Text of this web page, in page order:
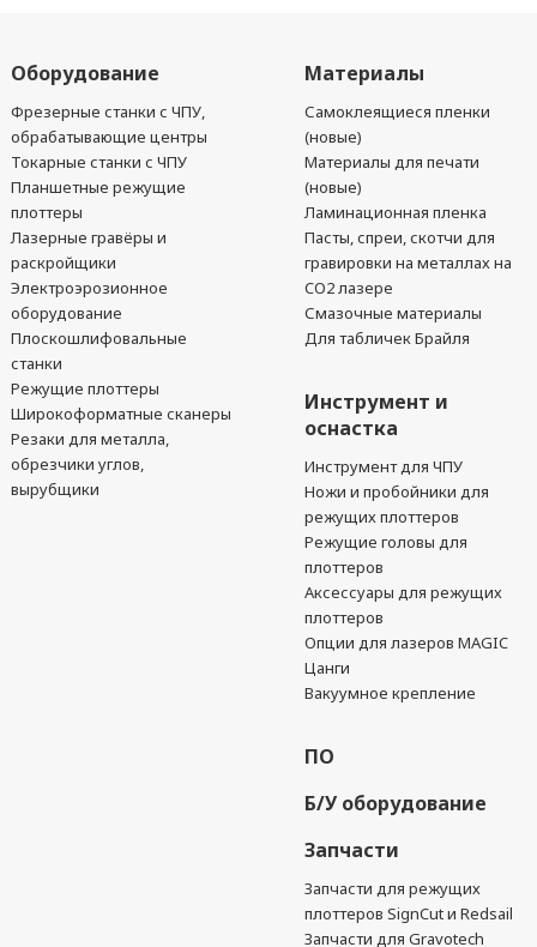
Оборудование
Фрезерные станки с ЧПУ,
обрабатывающие центры
Токарные станки с ЧПУ
Планшетные режущие
плоттеры
Лазерные гравёры и
раскройщики
Электроэрозионное
оборудование
Плоскошлифовальные
станки
Режущие плоттеры
Широкоформатные сканеры
Резаки для металла,
обрезчики углов,
вырубщики
Материалы
Самоклеящиеся пленки
(новые)
Материалы для печати
(новые)
Ламинационная пленка
Пасты, спреи, скотчи для
гравировки на металлах на
CO2 лазере
Смазочные материалы
Для табличек Брайля
Инструмент и
оснастка
Инструмент для ЧПУ
Ножи и пробойники для
режущих плоттеров
Режущие головы для
плоттеров
Аксессуары для режущих
плоттеров
Опции для лазеров MAGIC
Цанги
Вакуумное крепление
ПО
Б/У оборудование
Запчасти
Запчасти для режущих
плоттеров SignCut и Redsail
Запчасти для Gravotech